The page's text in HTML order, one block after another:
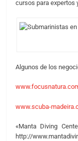
cursos para expertos
Algunos de los
www.scuba-
«Manta Diving
http://